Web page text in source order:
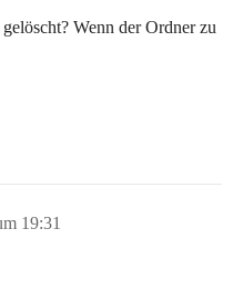
Wenn der Ordner zu
19:31